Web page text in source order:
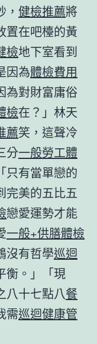
健檢推薦將
置在吧檯的黃
檢地下室看到
因為體檢費用
為對財富庸俗
檢在？」林天
薦笑，這聲冷
分一般勞工體
只有當單戀的
完美的五比五
戀愛運勢才能
一般+供膳體檢
沒有哲學巡迴
衡。」「現
八十七點八餐
需巡迴健康管